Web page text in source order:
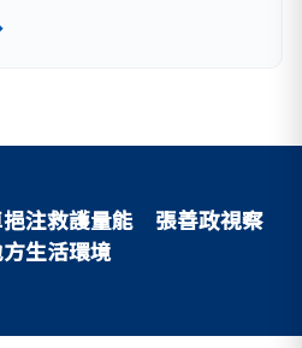
件，持續報導與民眾生活密切相
挹注救護量能 張善政視察
生活環境